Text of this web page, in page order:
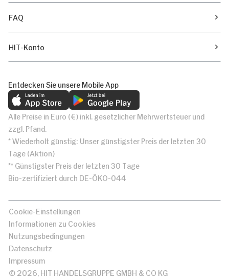
FAQ
HIT-Konto
Entdecken Sie unsere Mobile App
Alle Preise in Euro (€) inkl. gesetzlicher Mehrwertsteuer und
zzgl. Pfand.
* Wiederholt günstig: Unser günstigster Preis der letzten 30
Tage (Aktion)
** Günstigster Preis der letzten 30 Tage
Bio-zertifiziert durch DE-ÖKO-044
Cookie-Einstellungen
Informationen zu Cookies
Nutzungsbedingungen
Datenschutz
Impressum
© 2026, HIT HANDELSGRUPPE GMBH & CO KG